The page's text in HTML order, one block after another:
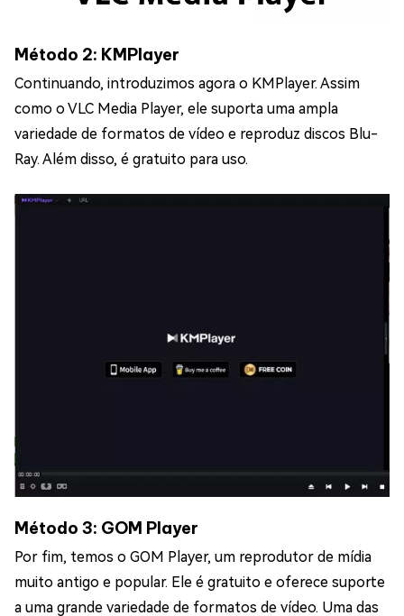
Método 2: KMPlayer
Continuando, introduzimos agora o KMPlayer. Assim
como o VLC Media Player, ele suporta uma ampla
variedade de formatos de vídeo e reproduz discos Blu-
Ray. Além disso, é gratuito para uso.
Método 3: GOM Player
Por fim, temos o GOM Player, um reprodutor de mídia
muito antigo e popular. Ele é gratuito e oferece suporte
a uma grande variedade de formatos de vídeo. Uma das